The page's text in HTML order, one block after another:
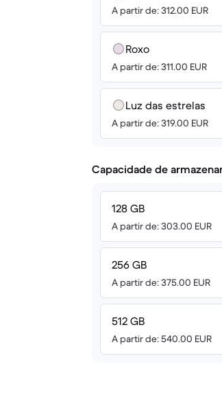
A partir de: 312.00 EUR
Roxo
A partir de: 311.00 EUR
Luz das estrelas
A partir de: 319.00 EUR
Capacidade de
128 GB
A partir de: 303.00 EUR
256 GB
A partir de: 375.00 EUR
512 GB
A partir de: 540.00 EUR